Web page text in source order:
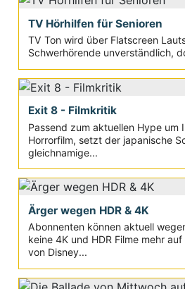
TV Hörhilfen für Senioren
TV Ton wird über Flatscreen
Schwerhörende unverständlich,
Exit 8 - Filmkritik
Passend zum aktuellen Hype um
Horrorfilm, setzt der japanische
gleichnamige...
Ärger wegen HDR & 4K
Abonnenten können aktuell
keine 4K und HDR Filme mehr
von Disney...